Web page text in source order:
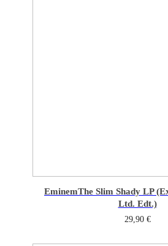
EminemThe Slim Shady LP
Ltd. Edt.)
29,90 €